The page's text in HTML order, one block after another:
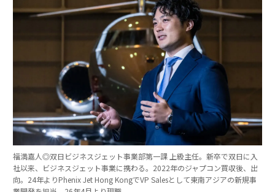
福満嘉人◎双日ビジネスジェット事業部第一課 上級主任。新卒で双日に入
社以来、ビジネスジェット事業に携わる。2022年のジャプコン買収後、出
向。24年よりPhenix Jet Hong KongでVP Salesとして東南アジアの新規事